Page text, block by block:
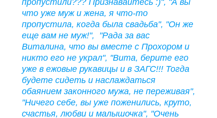
пропустили??? Признавайтесь :)", "А вы
что уже муж и жена, я что-то
пропустила, когда была свадьба", "Он же
еще вам не муж!", "Рада за вас
Виталина, что вы вместе с Прохором и
никто его не украл", "Вита, берите его
уже в ежовые рукавицы и в ЗАГС!!! Тогда
будете сидеть и наслаждаться
обаянием законного мужа, не переживая",
"Ничего себе, вы уже поженились, круто,
счастья, любви и малышочка", "Очень